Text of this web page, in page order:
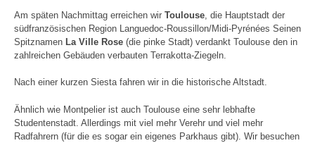
Am späten Nachmittag erreichen wir Toulouse, die Hauptstadt der
südfranzösischen Region Languedoc-Roussillon/Midi-Pyrénées Seinen
Spitznamen La Ville Rose (die pinke Stadt) verdankt Toulouse den in
zahlreichen Gebäuden verbauten Terrakotta-Ziegeln.
Nach einer kurzen Siesta fahren wir in die historische Altstadt.
Ähnlich wie Montpelier ist auch Toulouse eine sehr lebhafte
Studentenstadt. Allerdings mit viel mehr Verehr und viel mehr
Radfahrern (für die es sogar ein eigenes Parkhaus gibt). Wir besuchen